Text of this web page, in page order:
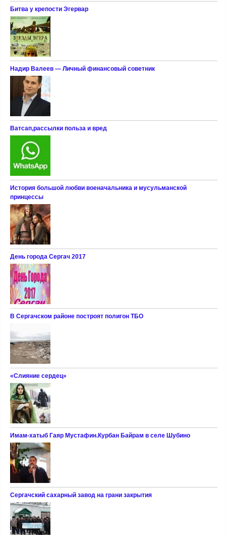
Битва у крепости Эгервар
Надир Валеев — Личный финансовый советник
Ватсап,рассылки польза и вред
История большой любви военачальника и мусульманской
принцессы
День города Сергач 2017
В Сергачском районе построят полигон ТБО
«Слияние сердец»
Имам-хатыб Гаяр Мустафин.Курбан Байрам в селе Шубино
Сергачский сахарный завод на грани закрытия